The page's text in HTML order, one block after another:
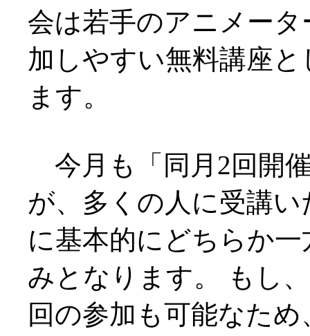
会は若手のアニメー
加しやすい無料講座
ます。
今月も「同月2回開
が、多くの人に受講
に基本的にどちらか
みとなります。 もし
回の参加も可能なた